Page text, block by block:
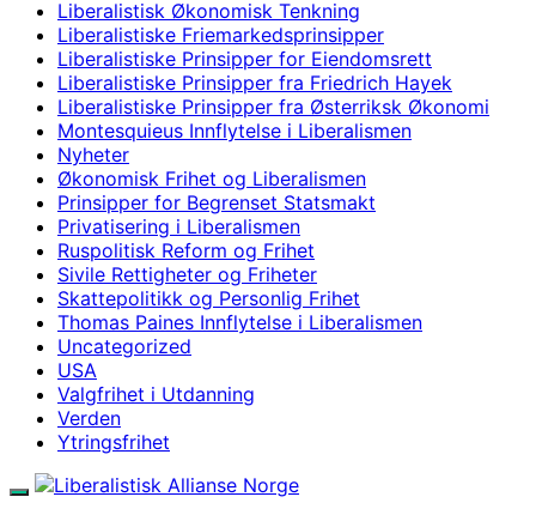
Liberalistisk Økonomisk Tenkning
Liberalistiske Friemarkedsprinsipper
Liberalistiske Prinsipper for Eiendomsrett
Liberalistiske Prinsipper fra Friedrich Hayek
Liberalistiske Prinsipper fra Østerriksk Økonomi
Montesquieus Innflytelse i Liberalismen
Nyheter
Økonomisk Frihet og Liberalismen
Prinsipper for Begrenset Statsmakt
Privatisering i Liberalismen
Ruspolitisk Reform og Frihet
Sivile Rettigheter og Friheter
Skattepolitikk og Personlig Frihet
Thomas Paines Innflytelse i Liberalismen
Uncategorized
USA
Valgfrihet i Utdanning
Verden
Ytringsfrihet